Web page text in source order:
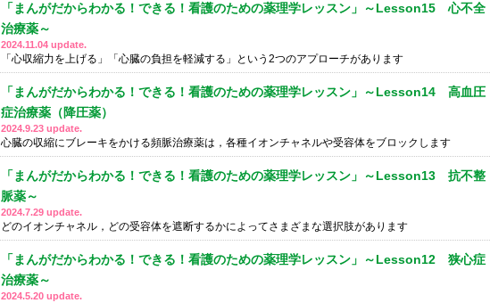
「まんがだからわかる！できる！看護のための薬理学レッスン」～Lesson15 心不全
治療薬～
2024.11.04 update.
「心収縮力を上げる」「心臓の負担を軽減する」という2つのアプローチがあります
「まんがだからわかる！できる！看護のための薬理学レッスン」～Lesson14 高血圧
症治療薬（降圧薬）
2024.9.23 update.
心臓の収縮にブレーキをかける頻脈治療薬は，各種イオンチャネルや受容体をブロックします
「まんがだからわかる！できる！看護のための薬理学レッスン」～Lesson13 抗不整
脈薬～
2024.7.29 update.
どのイオンチャネル，どの受容体を遮断するかによってさまざまな選択肢があります
「まんがだからわかる！できる！看護のための薬理学レッスン」～Lesson12 狭心症
治療薬～
2024.5.20 update.